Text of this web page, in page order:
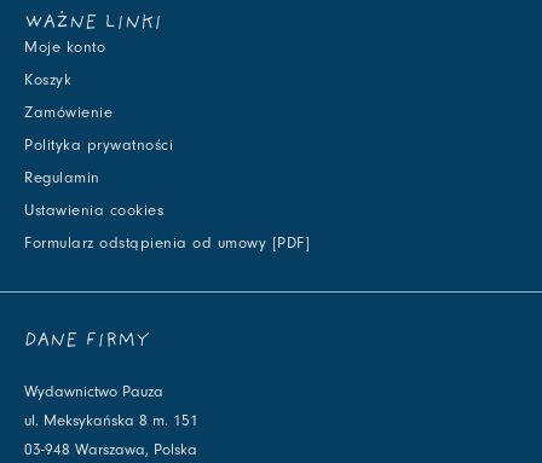
WAŻNE LINKI
Moje konto
Koszyk
Zamówienie
Polityka prywatności
Regulamin
Ustawienia cookies
Formularz odstąpienia od umowy [PDF]
DANE FIRMY
Wydawnictwo Pauza
ul. Meksykańska 8 m. 151
03-948 Warszawa, Polska